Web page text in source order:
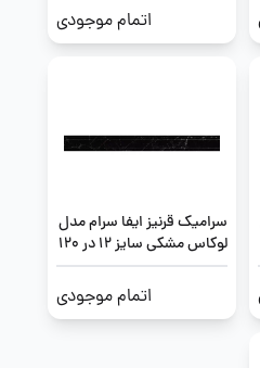
اتمام موجودی
سرامیک قرنیز ایفا سرام مدل
لوکاس مشکی سایز 12 در 120
اتمام موجودی